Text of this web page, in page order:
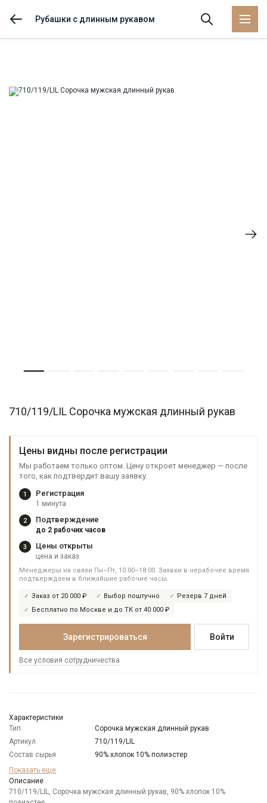
Рубашки с длинным рукавом
710/119/LIL Сорочка мужская длинный рукав
Цены видны после регистрации
Мы работаем только оптом. Цену откроет менеджер — после
того, как подтвердит вашу заявку.
1 Регистрация
1 минута
2 Подтверждение
до 2 рабочих часов
3 Цены открыты
цена и заказ
Менеджеры на связи Пн–Пт, 10:00–18:00. Заявки в нерабочее время
подтверждаем в ближайшие рабочие часы.
Заказ от 20 000 ₽ Выбор поштучно
Резерв 7 дней
Бесплатно по Москве и до ТК от 40 000 ₽
Зарегистрироваться Войти
Все условия сотрудничества
Характеристики
Тип
Сорочка мужская длинный рукав
Артикул
710/119/LIL
Состав сырья
90% хлопок 10% полиэстер
Бренд
Модель
Цвет
Сиреневый
Показать еще
Описание
710/119/LIL, Сорочка мужская длинный рукав, 90% хлопок 10%